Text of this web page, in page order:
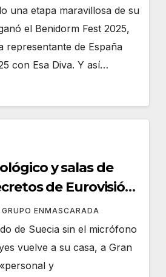
una etapa maravillosa de su
el Benidorm Fest 2025,
representante de España
con Esa Diva. Y así…
y salas de
de Eurovisión
coreógrafo
GRUPO ENMASCARADA
de Suecia sin el micrófono
vuelve a su casa, a Gran
y